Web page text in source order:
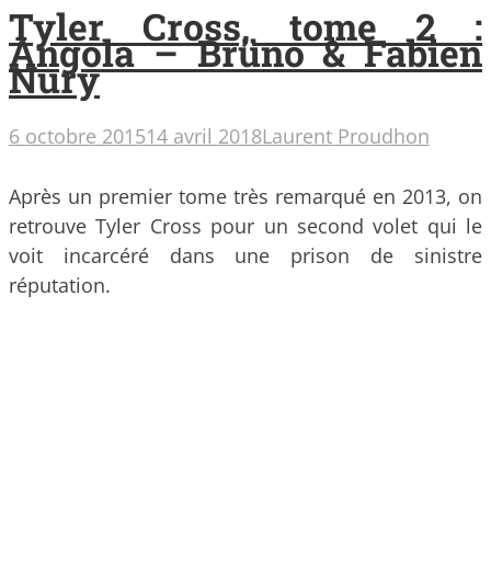
Tyler Cross, tome 2 :
Angola – Brüno & Fabien
Nury
6 octobre 201514 avril 2018Laurent Proudhon
Après un premier tome très remarqué en 2013, on
retrouve Tyler Cross pour un second volet qui le
voit incarcéré dans une prison de sinistre
réputation.